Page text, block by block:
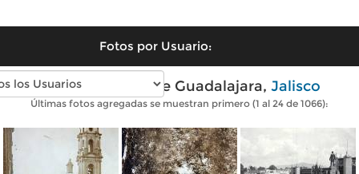
Fotos por Usuario:
Fotos antiguas de Guadalajara, Jalisco
Últimas fotos agregadas se muestran primero (1 al 24 de 1066):